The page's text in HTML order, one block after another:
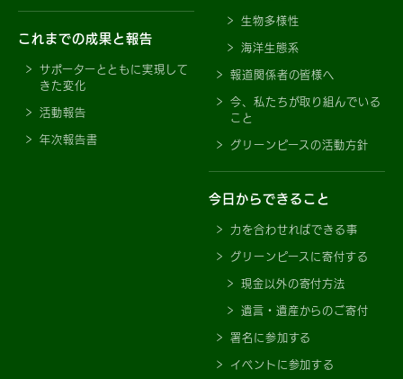
これまでの成果と報告
サポーターとともに実現して
きた変化
活動報告
年次報告書
生物多様性
海洋生態系
報道関係者の皆様へ
今、私たちが取り組んでいる
こと
グリーンピースの活動方針
今日からできること
力を合わせればできる事
グリーンピースに寄付する
現金以外の寄付方法
遺言・遺産からのご寄付
署名に参加する
イベントに参加する